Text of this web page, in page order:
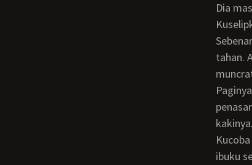
Dia
Kuselipkan burungku lebih bawah lagi diantara kakinya dan mulai kutekan-tekan.
tahan.
Paginya masih seperti biasa, ibuku tidak ngomong apa-apa, sehingga menambah rasa
kakinya.
Kucoba untuk mengetesnya. Kutunggu di kamarku sampai jam 6 pagi. Aku tahu persis
ibuku